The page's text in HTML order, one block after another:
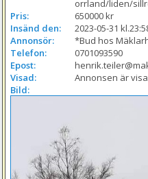
orrland/liden/
Pris:
650000 kr
Insänd den:
2023-05-31
Annonsör:
*Bud hos
Telefon:
0701093590
Epost:
Visad:
Annonsen är
Bild: